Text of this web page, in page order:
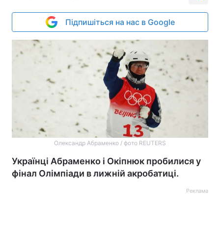
Підпишіться на нас в Google
Олександр Абраменко / фото REUTERS
Українці Абраменко і Окіпнюк пробилися у
фінал Олімпіади в лижній акробатиці.
Реклама